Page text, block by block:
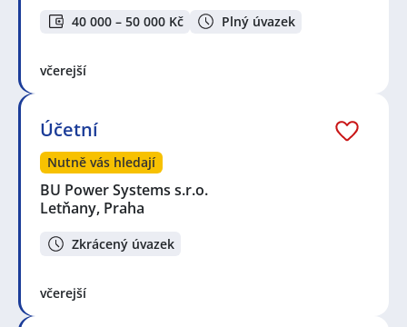
40 000 – 50 000 Kč Plný úvazek
včerejší
Účetní
Nutně vás hledají
BU Power Systems s.r.o.
Letňany, Praha
Zkrácený úvazek
včerejší